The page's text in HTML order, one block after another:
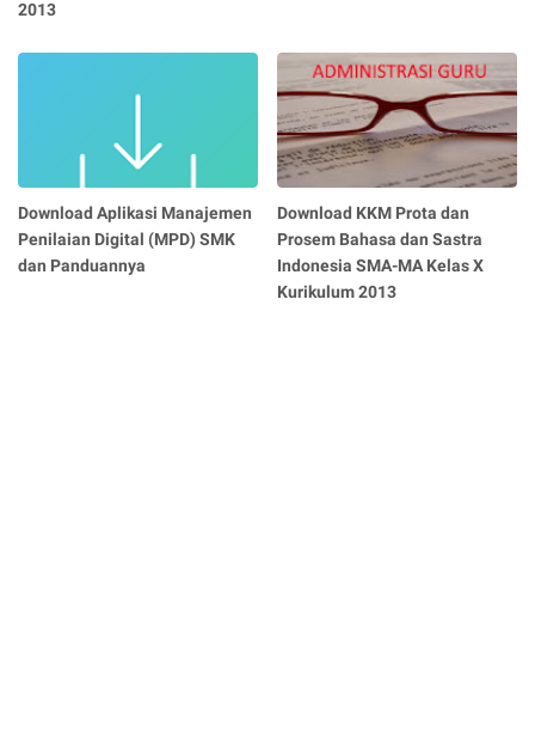
2013
Download Aplikasi Manajemen
Penilaian Digital (MPD) SMK
dan Panduannya
Download KKM Prota dan
Prosem Bahasa dan Sastra
Indonesia SMA-MA Kelas X
Kurikulum 2013